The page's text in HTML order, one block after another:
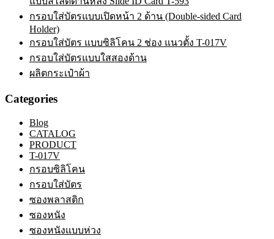
กรอบใส่บัตรแบบเปิดหน้า 2 ด้าน (Double-sided Card
Holder)
กรอบใส่บัตร แบบซิลิโคน 2 ช่อง แนวตั้ง T-017V
กรอบใส่บัตรแบบใสสองด้าน
ผลิตกระเป๋าผ้า
Categories
Blog
CATALOG
PRODUCT
T-017V
กรอบซิลิโคน
กรอบใส่บัตร
ซองพลาสติก
ซองหนัง
ซองหนังแบบห่วง